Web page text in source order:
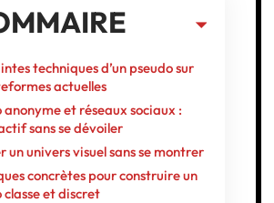
techniques d’un pseudo sur
actuelles
anonyme et réseaux sociaux :
sans se dévoiler
un univers visuel sans se montrer
concrètes pour construire un
classe et discret